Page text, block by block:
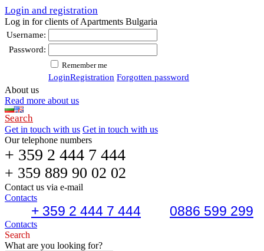
Login and registration
Log in for clients of Apartments Bulgaria
Username:
Password:
Remember me
LoginRegistration Forgotten password
About us
Read more about us
Search
Get in touch with us Get in touch with us
Our telephone numbers
+ 359 2 444 7 444
+ 359 889 90 02 02
Contact us via e-mail
Contacts
+ 359 2 444 7 444 0886 599 299
Contacts
Search
What are you looking for?